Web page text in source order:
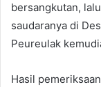
bersangkutan,
saudaranya di
Peureulak
Hasil